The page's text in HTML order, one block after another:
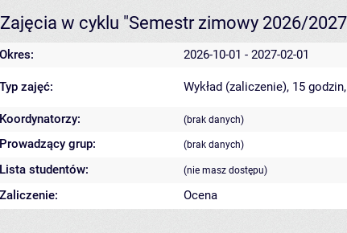
Zajęcia w cyklu "Semestr zimowy 2026/
Okres: 2026-10-01 - 2027-02-01
Typ zajęć: Wykład (zaliczenie), 15
Koordynatorzy: (brak danych)
Prowadzący grup: (brak danych)
Lista studentów: (nie masz dostępu)
Zaliczenie: Ocena